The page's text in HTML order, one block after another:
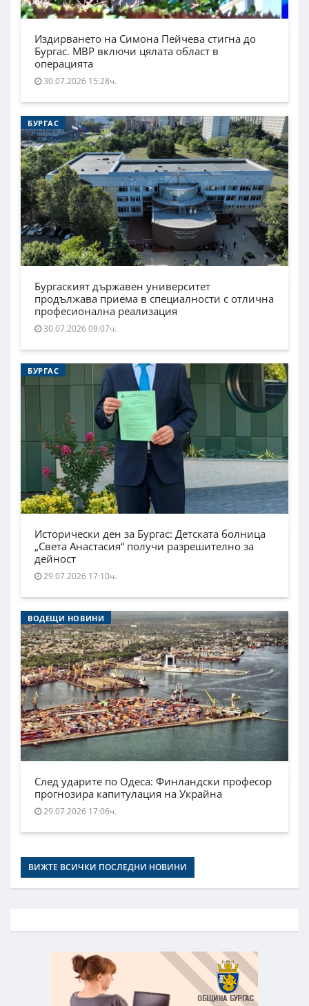
Издирването на Симона Пейчева стигна до
Бургас. МВР включи цялата област в
операцията
30.07.2026 15:28ч.
БУРГАС
Бургаският държавен университет
продължава приема в специалности с отлична
професионална реализация
30.07.2026 09:07ч.
БУРГАС
Исторически ден за Бургас: Детската болница
„Света Анастасия“ получи разрешително за
дейност
29.07.2026 17:10ч.
ВОДЕЩИ НОВИНИ
След ударите по Одеса: Финландски професор
прогнозира капитулация на Украйна
29.07.2026 17:06ч.
ВИЖТЕ ВСИЧКИ ПОСЛЕДНИ НОВИНИ